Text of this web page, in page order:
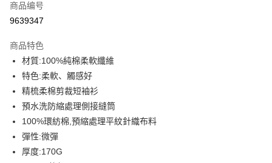
信用卡分期付款
合作金库商业银行
华南商业银行
上海商业储蓄银行
国泰世华商业银行
台湾中小企业银行
汇丰（台湾）商业银行
华泰商业银行
联邦商业银行
远东国际商业银行
元大商业银行
玉山商业银行
6期 0利率，每期
华南商业银行
上海商业储蓄银行
国泰世华商业银行
台湾中小企业银行
台中商业银行
汇丰（台湾）商业银行
联邦商业银行
元大商业银行
12期 0利率，每期 NT$20
合作金库商业银行
上海商业储蓄银行
国泰世华商业银行
兆丰国际商业银行
台湾中小企业银行
汇丰（台湾）商业银行
超商取货付款
LINE Pay
Apple Pay
街口支付
商品编号
9639347
商品特色
材質:100%純棉柔軟纖維
特色:柔軟、觸感好
精梳柔棉剪裁短袖衫
預水洗防縮處理側接縫筒
100%環紡棉,預縮處理平紋針織布料
彈性:微彈
厚度:170G